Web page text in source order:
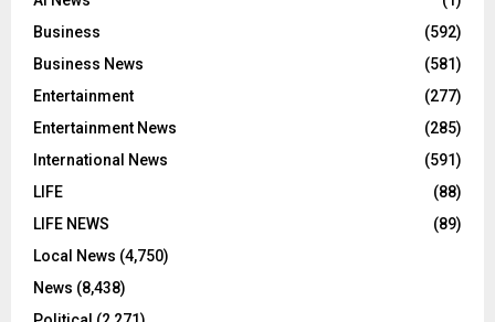
Business
(592)
Business News
(581)
Entertainment
(277)
Entertainment News
(285)
International News
(591)
LIFE
(88)
LIFE NEWS
(89)
Local News (4,750)
News (8,438)